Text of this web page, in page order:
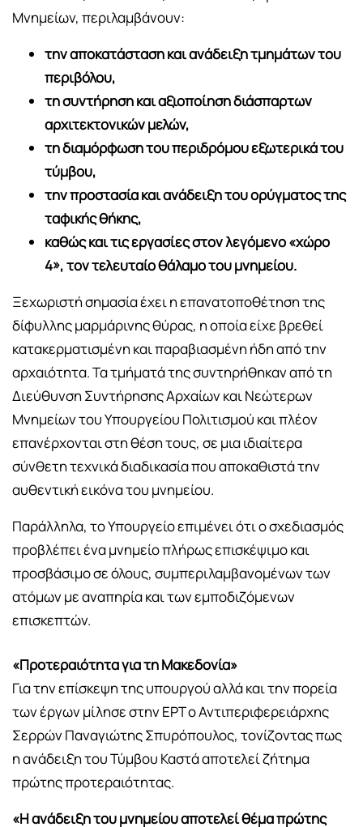
Μνημείων, περιλαμβάνουν:
την αποκατάσταση και ανάδειξη τμημάτων του
περιβόλου,
τη συντήρηση και αξιοποίηση διάσπαρτων
αρχιτεκτονικών μελών,
τη διαμόρφωση του περιδρόμου εξωτερικά του
τύμβου,
την προστασία και ανάδειξη του ορύγματος της
ταφικής θήκης,
καθώς και τις εργασίες στον λεγόμενο «χώρο
4», τον τελευταίο θάλαμο του μνημείου.
Ξεχωριστή σημασία έχει η επανατοποθέτηση της
δίφυλλης μαρμάρινης θύρας, η οποία είχε βρεθεί
κατακερματισμένη και παραβιασμένη ήδη από την
αρχαιότητα. Τα τμήματά της συντηρήθηκαν από τη
Διεύθυνση Συντήρησης Αρχαίων και Νεώτερων
Μνημείων του Υπουργείου Πολιτισμού και πλέον
επανέρχονται στη θέση τους, σε μια ιδιαίτερα
σύνθετη τεχνικά διαδικασία που αποκαθιστά την
αυθεντική εικόνα του μνημείου.
Παράλληλα, το Υπουργείο επιμένει ότι ο σχεδιασμός
προβλέπει ένα μνημείο πλήρως επισκέψιμο και
προσβάσιμο σε όλους, συμπεριλαμβανομένων των
ατόμων με αναπηρία και των εμποδιζόμενων
επισκεπτών.
«Προτεραιότητα για τη Μακεδονία»
Για την επίσκεψη της υπουργού αλλά και την πορεία
των έργων μίλησε στην ΕΡΤ ο Αντιπεριφερειάρχης
Σερρών Παναγιώτης Σπυρόπουλος, τονίζοντας πως
η ανάδειξη του Τύμβου Καστά αποτελεί ζήτημα
πρώτης προτεραιότητας.
«Η ανάδειξη του μνημείου αποτελεί θέμα πρώτης